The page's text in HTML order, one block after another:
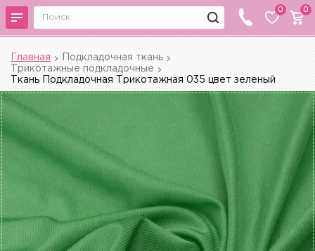
0 0
Главная
Подкладочная ткань
Трикотажные подкладочные
Ткань Подкладочная Трикотажная 035 цвет зеленый